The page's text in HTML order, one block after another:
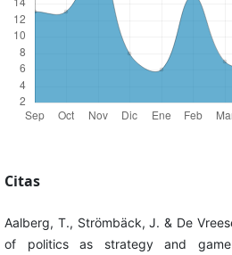
Citas
Aalberg, T., Strömbäck, J. & De
of politics as strategy and